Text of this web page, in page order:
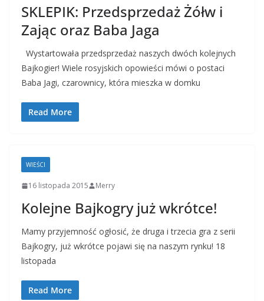
SKLEPIK: Przedsprzedaż Żółw i
Zając oraz Baba Jaga
Wystartowała przedsprzedaż naszych dwóch kolejnych
Bajkogier! Wiele rosyjskich opowieści mówi o postaci
Baba Jagi, czarownicy, która mieszka w domku
Read More
WIEŚCI
16 listopada 2015 Merry
Kolejne Bajkogry już wkrótce!
Mamy przyjemność ogłosić, że druga i trzecia gra z serii
Bajkogry, już wkrótce pojawi się na naszym rynku! 18
listopada
Read More